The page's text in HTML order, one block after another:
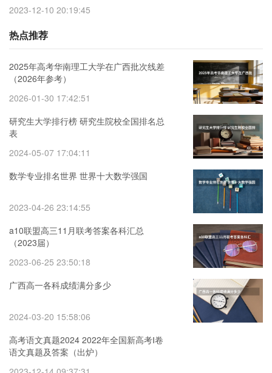
2023-12-10 20:19:45
热点推荐
2025年高考华南理工大学在广西批次线差
（2026年参考）
2026-01-30 17:42:51
研究生大学排行榜 研究生院校全国排名总
表
2024-05-07 17:04:11
数学专业排名世界 世界十大数学强国
2023-04-26 23:14:55
a10联盟高三11月联考答案各科汇总
（2023届）
2023-06-25 23:50:18
广西高一各科成绩满分多少
2024-03-20 15:58:06
高考语文真题2024 2022年全国新高考Ⅰ卷
语文真题及答案（出炉）